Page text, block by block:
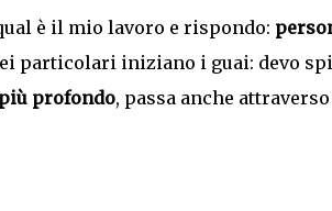
è il mio lavoro e rispondo:
particolari iniziano i guai: devo
profondo, passa anche